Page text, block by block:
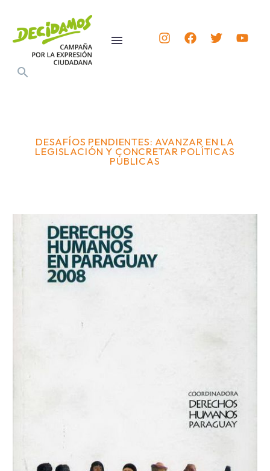
DESAFÍOS PENDIENTES: AVANZAR EN LA
LEGISLACIÓN Y CONCRETAR POLÍTICAS
PÚBLICAS